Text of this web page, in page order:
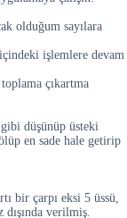
olduğum sayılara
işlemlere devam
çıkartma
düşünüp üsteki
en sade hale getirip
bir çarpı eksi 5 üssü,
verilmiş.